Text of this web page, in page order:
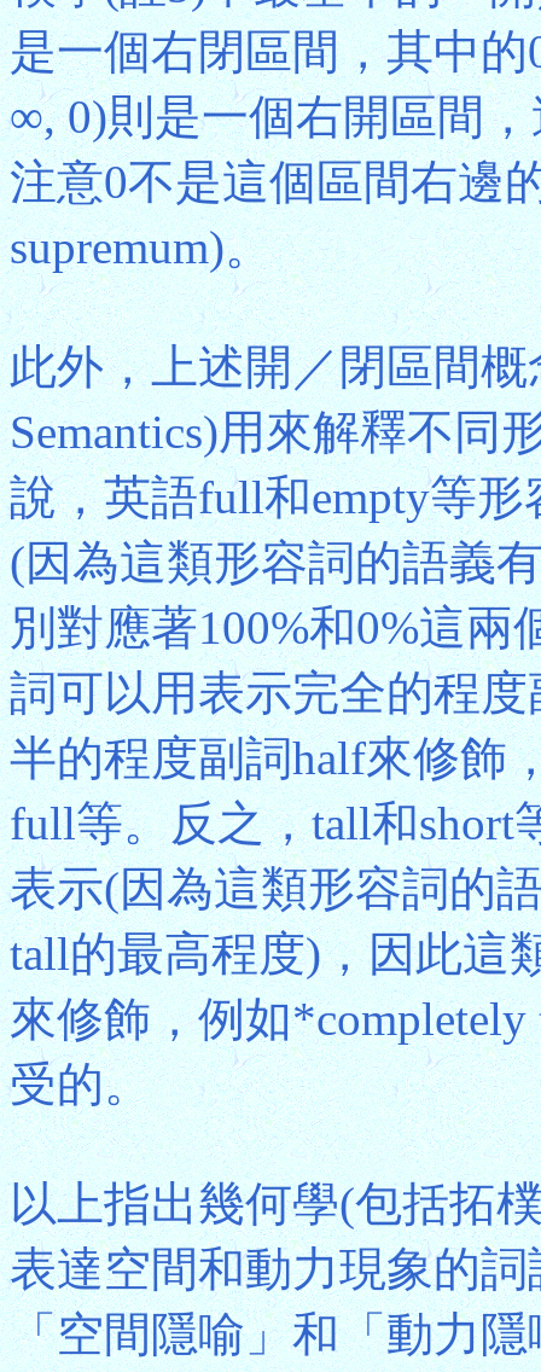
是一個右閉區間，其中
∞, 0)則是一個右開區間
注意0不是這個區間右邊
supremum)。
此外，上述開／閉區間概
Semantics)用來解釋不同
說，英語full和empty等
(因為這類形容詞的語義
別對應著100%和0%這
詞可以用表示完全的程
半的程度副詞half來修飾
full等。反之，tall和short
表示(因為這類形容詞的
tall的最高程度)，因此這
來修飾，例如
受的。
以上指出幾何學(包括拓
表達空間和動力現象的
「空間隱喻」和「動力